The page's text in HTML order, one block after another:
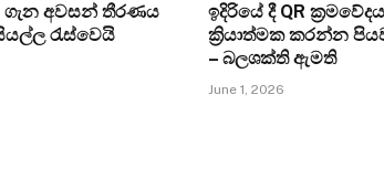
ගැන අවසන් තීරණය
රැස්වෙයි
ඉදිරියේ දී QR
ක්‍රියාත්මක කරන්න
– බලශක්ති ඇමති
June 1, 2026